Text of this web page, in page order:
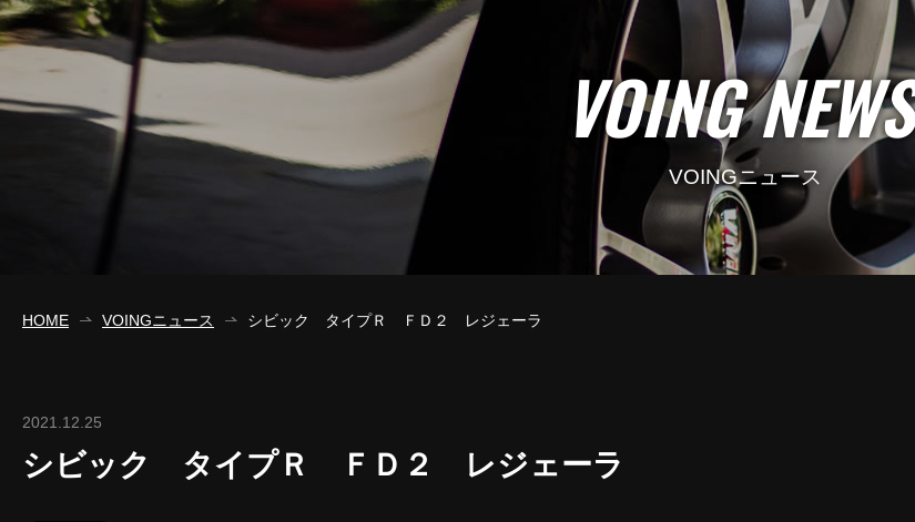
VOING NEWS
VOINGニュース
HOME VOINGニュース シビック タイプＲ ＦＤ２ レジェーラ
2021.12.25
シビック タイプＲ ＦＤ２ レジェーラ